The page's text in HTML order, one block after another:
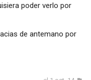
poder verlo por
de antemano por